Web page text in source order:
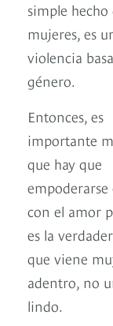
simple hecho
mujeres, es
violencia
género.
Entonces, es
importante
que hay que
con el amor
es la
que viene
adentro, no
lindo.